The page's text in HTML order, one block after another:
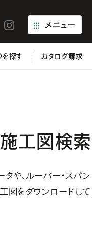
メニュー
を探す カタログ請求
工図検索
や、ルーバー・スパン
図をダウンロードして